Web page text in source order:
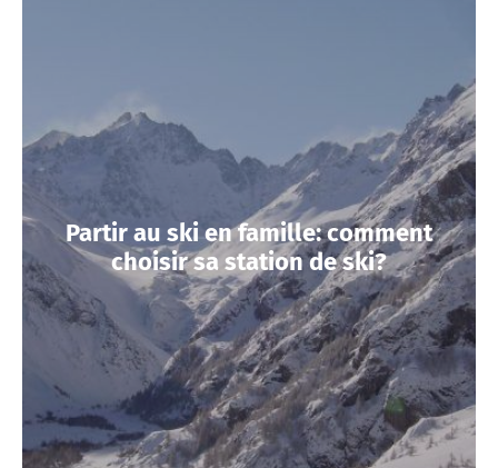
Partir au ski en famille: comment
choisir sa station de ski?